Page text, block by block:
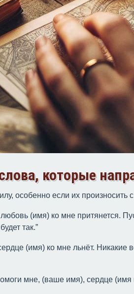
которые
особенно если их произносить
(имя) ко мне притянется.
так.”
(имя) ко мне льнёт.
мне, (ваше имя), сердце